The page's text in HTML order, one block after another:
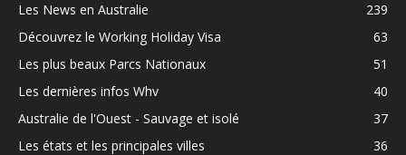
Les News en Australie
239
Découvrez le Working Holiday Visa
63
Les plus beaux Parcs Nationaux
51
Les dernières infos Whv
40
Australie de l'Ouest - Sauvage et isolé
37
Les états et les principales villes
36